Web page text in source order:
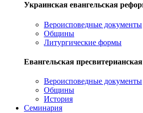
Украинская евангельская
Вероисповедные документы
Общины
Литургические формы
Евангельская
Вероисповедные документы
Общины
История
Семинария